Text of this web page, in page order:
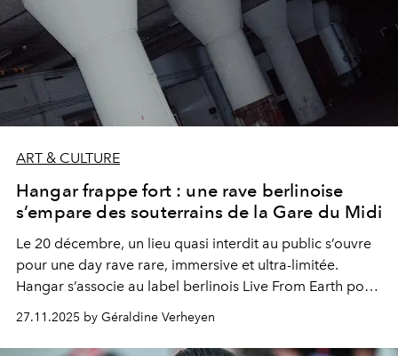
ART & CULTURE
Hangar frappe fort : une rave berlinoise
s’empare des souterrains de la Gare du Midi
Le 20 décembre, un lieu quasi interdit au public s’ouvre
pour une day rave rare, immersive et ultra-limitée.
Hangar s’associe au label berlinois Live From Earth pour
un voyage sonore sous la Gare du Midi, entre techno
incisive, architecture brute et atmosphère futuriste. Un
rendez-vous exclusif qui pourrait bien devenir
27.11.2025 by Géraldine Verheyen